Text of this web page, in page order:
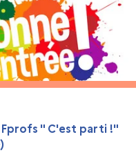
" C'est parti !"